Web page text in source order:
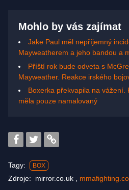
Mohlo by vás zajímat
Jake Paul měl nepříjemný
Mayweatherem a jeho bandou a
Příští rok bude odveta s
Mayweather. Reakce irského
Boxerka překvapila na vážení.
měla pouze namalovaný
Tagy: BOX
Zdroje: mirror.co.uk